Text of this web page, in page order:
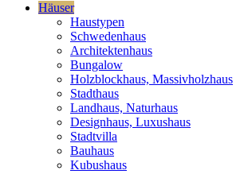
Häuser
Haustypen
Schwedenhaus
Architektenhaus
Bungalow
Holzblockhaus, Massivholzhaus
Stadthaus
Landhaus, Naturhaus
Designhaus, Luxushaus
Stadtvilla
Bauhaus
Kubushaus